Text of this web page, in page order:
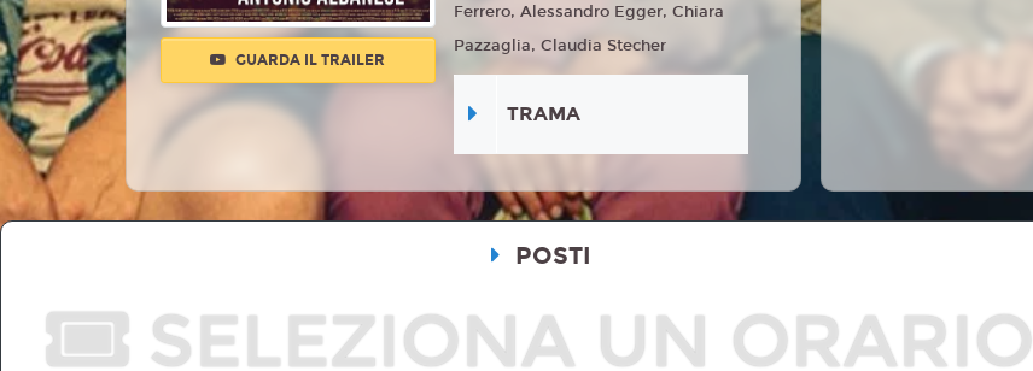
GUARDA IL TRAILER
Ferrero, Alessandro Egger, Chiara
Pazzaglia, Claudia Stecher
TRAMA
POSTI
SELEZIONA UN ORARIO